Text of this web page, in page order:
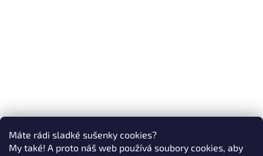
Máte rádi sladké sušenky cookies?
My také! A proto náš web používá soubory cookies, aby